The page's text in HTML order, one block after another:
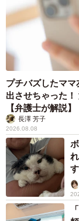
プチバズしたマ
出させちゃった
【弁護士が解説】
長澤 芳子
2026.08.08